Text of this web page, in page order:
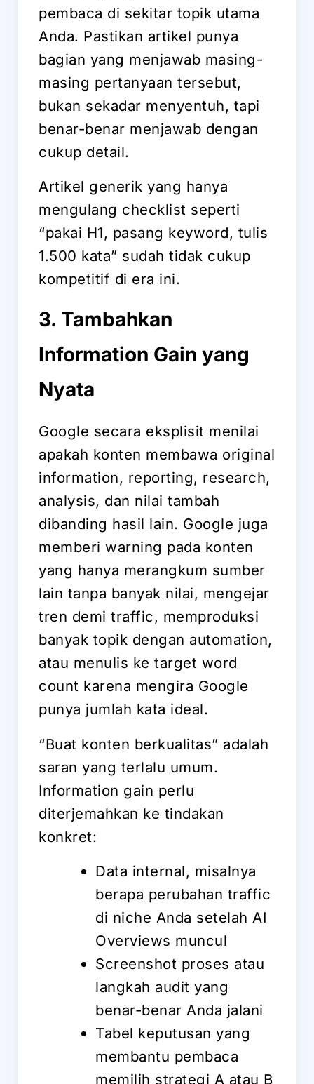
pembaca di sekitar topik utama
Anda. Pastikan artikel punya
bagian yang menjawab masing-
masing pertanyaan tersebut,
bukan sekadar menyentuh, tapi
benar-benar menjawab dengan
cukup detail.
Artikel generik yang hanya
mengulang checklist seperti
“pakai H1, pasang keyword, tulis
1.500 kata” sudah tidak cukup
kompetitif di era ini.
3. Tambahkan
Information Gain yang
Nyata
Google secara eksplisit menilai
apakah konten membawa original
information, reporting, research,
analysis, dan nilai tambah
dibanding hasil lain. Google juga
memberi warning pada konten
yang hanya merangkum sumber
lain tanpa banyak nilai, mengejar
tren demi traffic, memproduksi
banyak topik dengan automation,
atau menulis ke target word
count karena mengira Google
punya jumlah kata ideal.
“Buat konten berkualitas” adalah
saran yang terlalu umum.
Information gain perlu
diterjemahkan ke tindakan
konkret:
Data internal, misalnya
berapa perubahan traffic
di niche Anda setelah AI
Overviews muncul
Screenshot proses atau
langkah audit yang
benar-benar Anda jalani
Tabel keputusan yang
membantu pembaca
memilih strategi A atau B